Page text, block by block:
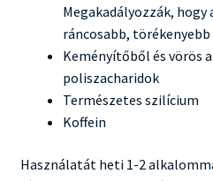
Megakadályozzák, hogy
ráncosabb,
Keményítőből és vörös
poliszacharidok
Természetes szilícium
Koffein
Használatát heti 1-2